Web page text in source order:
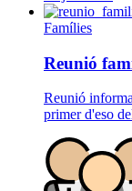
Famílies
Reunió
Reunió
primer d'eso